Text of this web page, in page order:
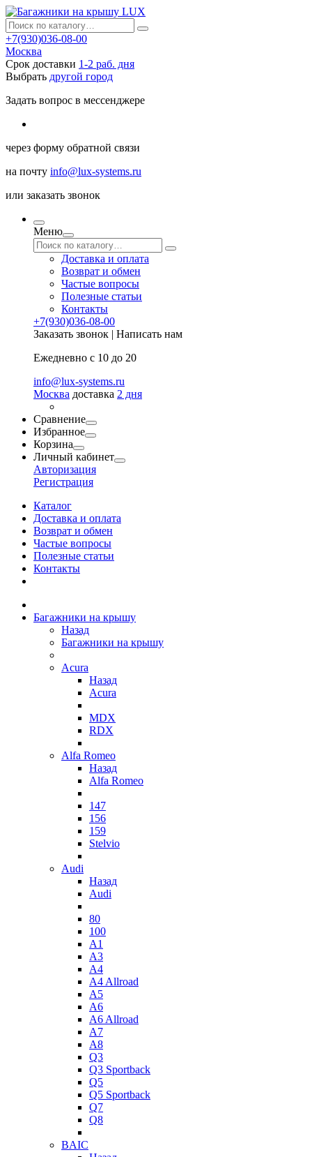
+7(930)036-08-00
Москва
Срок доставки 1-2 раб. дня
Выбрать другой город
Задать вопрос в мессенджере
через форму обратной связи
на почту info@lux-systems.ru
или заказать звонок
Меню
Доставка и оплата
Возврат и обмен
Частые вопросы
Полезные статьи
Контакты
+7(930)036-08-00
Заказать звонок | Написать нам
Ежедневно с 10 до 20
info@lux-systems.ru
Москва доставка 2 дня
Сравнение
Избранное
Корзина
Личный кабинет
Авторизация
Регистрация
Каталог
Доставка и оплата
Возврат и обмен
Частые вопросы
Полезные статьи
Контакты
Багажники на крышу
Назад
Багажники на крышу
Acura
Назад
Acura
MDX
RDX
Alfa Romeo
Назад
Alfa Romeo
147
156
159
Stelvio
Audi
Назад
Audi
80
100
A1
A3
A4
A4 Allroad
A5
A6
A6 Allroad
A7
A8
Q3
Q3 Sportback
Q5
Q5 Sportback
Q7
Q8
BAIC